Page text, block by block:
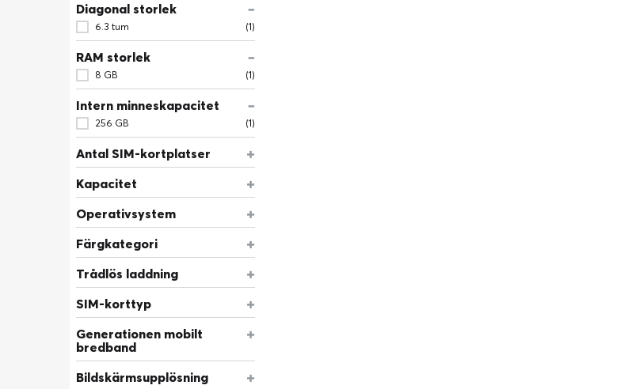
Diagonal storlek
6.3 tum (1)
RAM storlek
8 GB (1)
Intern minneskapacitet
256 GB (1)
Antal SIM-kortplatser
Kapacitet
Operativsystem
Färgkategori
Trådlös laddning
SIM-korttyp
Generationen mobilt
bredband
Bildskärmsupplösning